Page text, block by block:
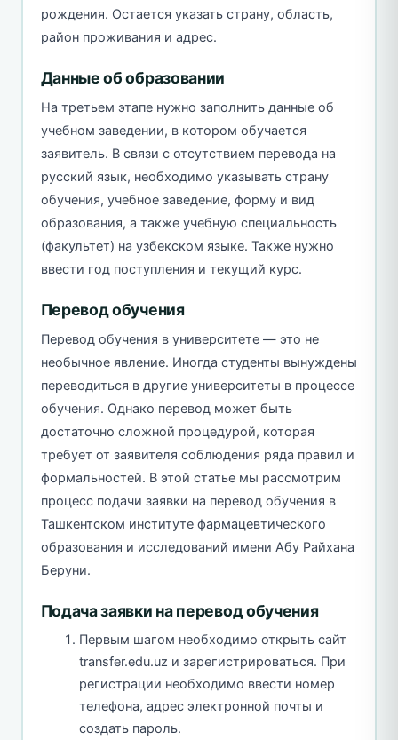
рождения. Остается указать страну, область,
район проживания и адрес.
Данные об образовании
На третьем этапе нужно заполнить данные об
учебном заведении, в котором обучается
заявитель. В связи с отсутствием перевода на
русский язык, необходимо указывать страну
обучения, учебное заведение, форму и вид
образования, а также учебную специальность
(факультет) на узбекском языке. Также нужно
ввести год поступления и текущий курс.
Перевод обучения
Перевод обучения в университете — это не
необычное явление. Иногда студенты вынуждены
переводиться в другие университеты в процессе
обучения. Однако перевод может быть
достаточно сложной процедурой, которая
требует от заявителя соблюдения ряда правил и
формальностей. В этой статье мы рассмотрим
процесс подачи заявки на перевод обучения в
Ташкентском институте фармацевтического
образования и исследований имени Абу Райхана
Беруни.
Подача заявки на перевод обучения
Первым шагом необходимо открыть сайт
transfer.edu.uz и зарегистрироваться. При
регистрации необходимо ввести номер
телефона, адрес электронной почты и
создать пароль.